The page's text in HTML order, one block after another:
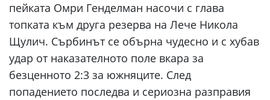
пейката Омри Генделман насочи с глава
топката към друга резерва на Лече Никола
Щулич. Сърбинът се обърна чудесно и с хубав
удар от наказателното поле вкара за
безценното 2:3 за южняците. След
попадението последва и сериозна разправия